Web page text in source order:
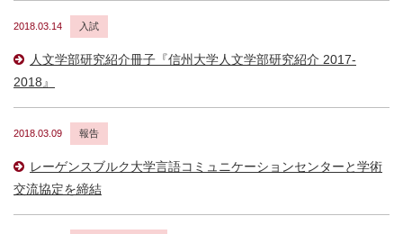
2018.03.14 入試
人文学部研究紹介冊子『信州大学人文学部研究紹介 2017-
2018』
2018.03.09 報告
レーゲンスブルク大学言語コミュニケーションセンターと学術
交流協定を締結